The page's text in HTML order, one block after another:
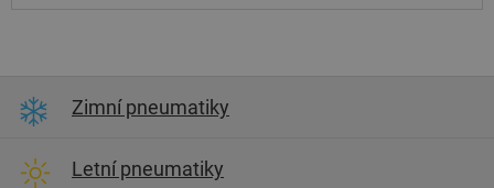
Zimní pneumatiky
Letní pneumatiky